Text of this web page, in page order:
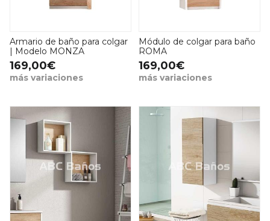
Armario de baño para colgar
| Modelo MONZA
169,00€
más variaciones
Módulo de colgar para baño
ROMA
169,00€
más variaciones